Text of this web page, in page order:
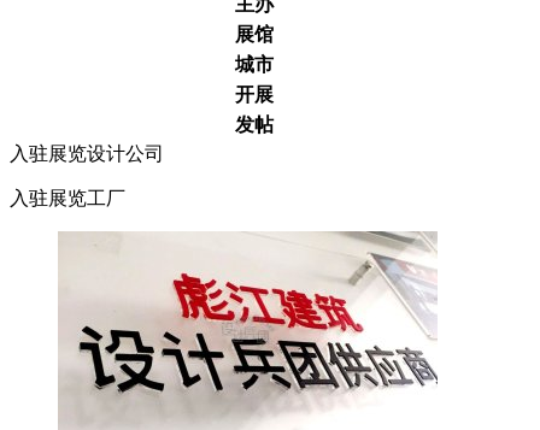
展馆
城市
开展
发帖
入驻展览设计公司
入驻展览工厂